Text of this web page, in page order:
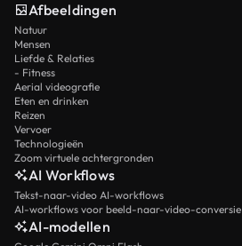
Afbeeldingen
Natuur
Mensen
Liefde & Relaties
- Fitness
Aerial videografie
Eten en drinken
Reizen
Vervoer
Technologieën
Zoom virtuele achtergronden
AI Workflows
Tekst-naar-video AI-workflows
AI-workflows voor beeld-naar-video-conversie
AI-modellen